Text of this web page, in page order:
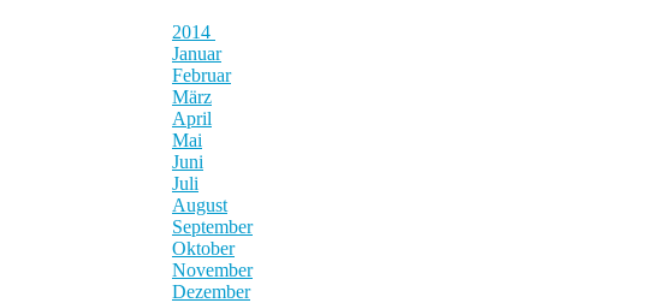
2014
Januar
Februar
März
April
Mai
Juni
Juli
August
September
Oktober
November
Dezember